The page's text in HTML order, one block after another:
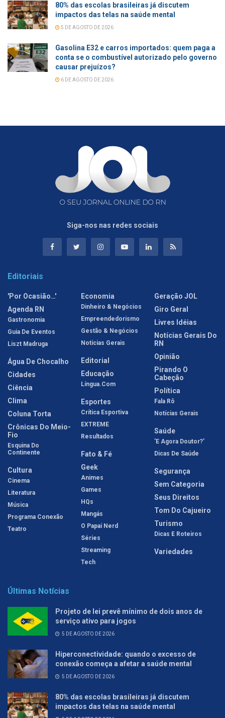
80% das escolas brasileiras já discutem
impactos das telas na saúde mental
5 DE AGOSTO DE 2026
Gasolina E32 e carros importados: quem paga a
conta se o combustível autorizado pelo governo
causar prejuízos?
6 DE AGOSTO DE 2026
Siga-nos nas redes sociais
Editoriais
'Por Ocasião…'
Agenda RN
Gastronomia
Guia De Eventos
Liszt Madruga
Água De Chocalho
Cidades
Ciência
Clima
Coluna Torta
Crônicas Do Meio-
Fio
Esquina Do
Continente
Cultura
Cinema
Literatura
Música
Programa Conexão
Teatro
Economia
Dinheiro & Negócios
Empreendedorismo
Gestão & Negócios
Notícias Gerais
Editorial
Educação
Língua.com
Esportes
Crítica Esportiva
EXTREME
Resultados
Fato & Fé
Geek
Animes
Games
HQs
Mangás
O Papai Nerd
Séries
Streaming
Tech
Geração JOL
Giro Geral
Livres Idéias
Notícias Gerais Do
RN
Opinião
Pirando O
Cabeção
Política
Fala Rô
Notícias Gerais
Saúde
'E Agora Doutor?'
Dicas De Saúde
Segurança
Sem Categoria
Seus Direitos
Tom Do Cajueiro
Turismo
Dicas E Roteiros
Variedades
Últimas Notícias
Projeto de lei prevê mínimo de dois anos de
serviço ativo para jogos
5 DE AGOSTO DE 2026
Hiperconectividade: quando o excesso de
conexão começa a afetar a saúde mental
5 DE AGOSTO DE 2026
80% das escolas brasileiras já discutem
impactos das telas na saúde mental